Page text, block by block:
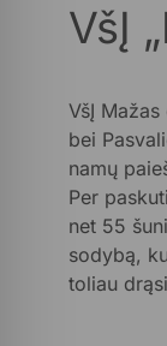
VšĮ
VšĮ
bei
namų
Per
net 55
sodybą,
toliau